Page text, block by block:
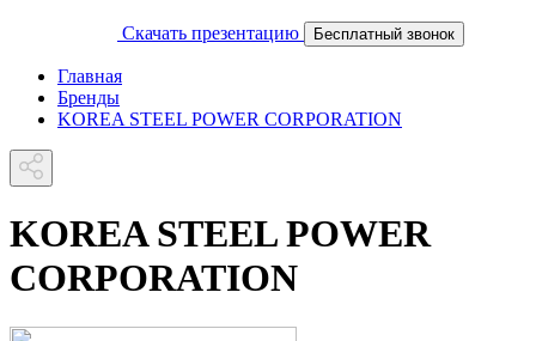
Скачать презентацию Бесплатный звонок
Главная
Бренды
KOREA STEEL POWER CORPORATION
KOREA STEEL POWER
CORPORATION